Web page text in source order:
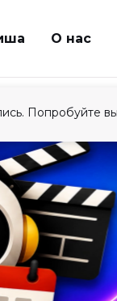
О нас
Попробуйте